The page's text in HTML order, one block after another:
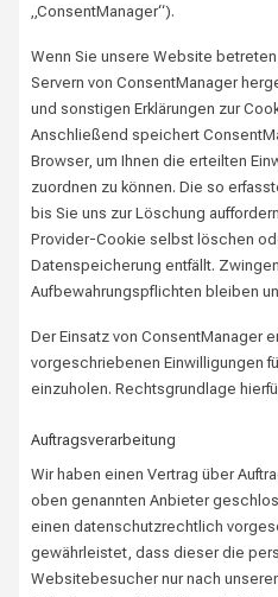
„ConsentManager“).
Wenn Sie unsere Website
Servern von ConsentManager
und sonstigen Erklärungen zur
Anschließend speichert
Browser, um Ihnen die erteilten
zuordnen zu können. Die so
bis Sie uns zur Löschung
Provider-Cookie selbst löschen
Datenspeicherung entfällt.
Aufbewahrungspflichten bleiben
Der Einsatz von ConsentManager
vorgeschriebenen Einwilligungen
einzuholen. Rechtsgrundlage
Auftragsverarbeitung
Wir haben einen Vertrag über
oben genannten Anbieter
einen datenschutzrechtlich
gewährleistet, dass dieser die
Websitebesucher nur nach